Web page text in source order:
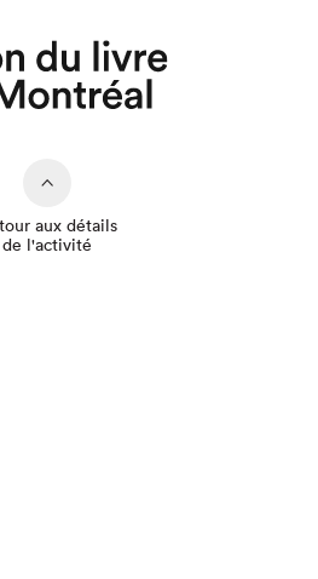
aux détails
de l'activité